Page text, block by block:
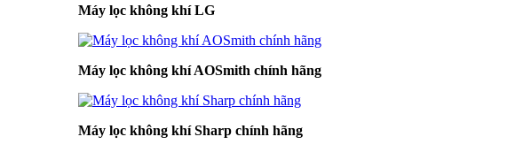
Máy lọc không khí LG
Máy lọc không khí AOSmith chính hãng
Máy lọc không khí Sharp chính hãng